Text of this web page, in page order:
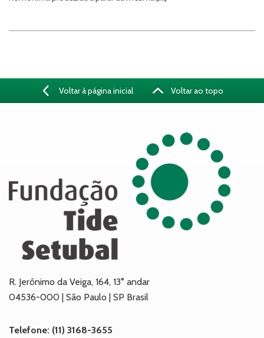
Voltar à página inicial Voltar ao topo
R. Jerônimo da Veiga, 164, 13° andar
04536-000 | São Paulo | SP Brasil
Telefone: (11) 3168-3655